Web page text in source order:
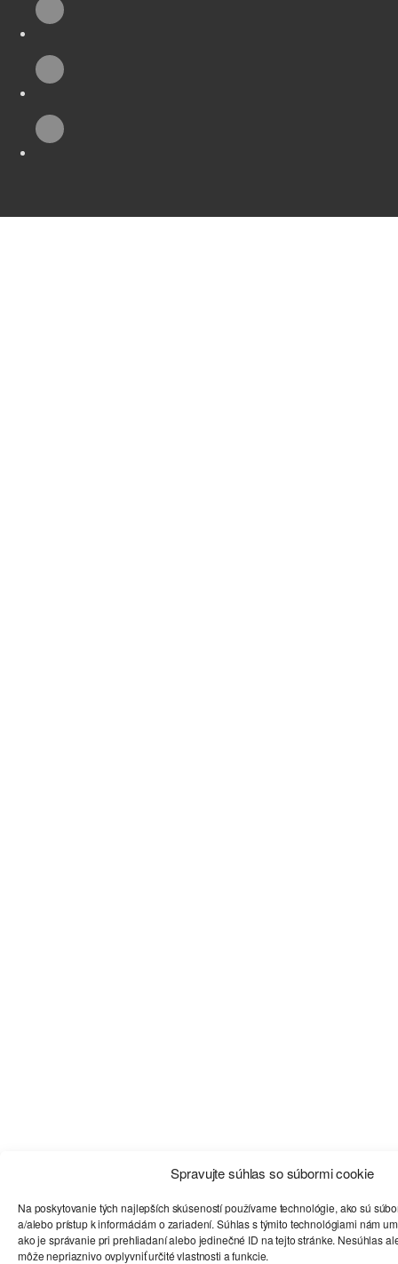
Spravujte súhlas so súbormi cookie
Na poskytovanie tých najlepších skúseností používame technológie, ako sú
a/alebo prístup k informáciám o zariadení. Súhlas s týmito technológiami nám
ako je správanie pri prehliadaní alebo jedinečné ID na tejto stránke. Nesúhlas
môže nepriaznivo ovplyvniť určité vlastnosti a funkcie.